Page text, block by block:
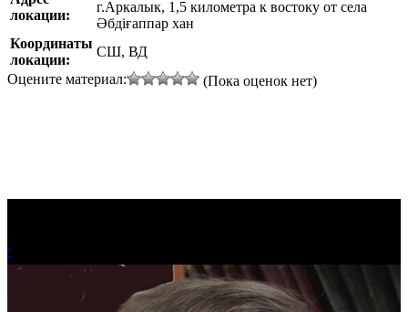
локации:
г.Аркалык, 1,5 километра к востоку от села
Әбдіғаппар хан
Координаты
локации:
СШ, ВД
Оцените материал:
(Пока оценок нет)
!